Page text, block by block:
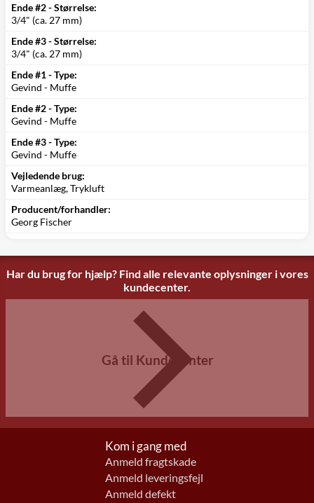
Ende #2 - Størrelse:
3/4" (ca. 27 mm)
Ende #3 - Størrelse:
3/4" (ca. 27 mm)
Ende #1 - Type:
Gevind - Muffe
Ende #2 - Type:
Gevind - Muffe
Ende #3 - Type:
Gevind - Muffe
Vejledende brug:
Varmeanlæg, Trykluft
Producent/forhandler:
Georg Fischer
Har du brug for hjælp? Find alle relevante oplysninger i vores
kundecenter.
Gå til Kundecenter
Kom i gang med
Anmeld fragtskade
Anmeld leveringsfejl
Anmeld defekt